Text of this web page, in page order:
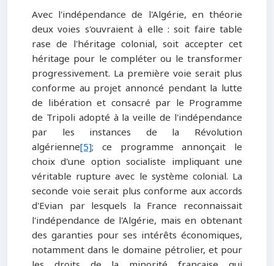
Avec l'indépendance de l'Algérie, en théorie
deux voies s'ouvraient à elle : soit faire table
rase de l'héritage colonial, soit accepter cet
héritage pour le compléter ou le transformer
progressivement. La première voie serait plus
conforme au projet annoncé pendant la lutte
de libération et consacré par le Programme
de Tripoli adopté à la veille de l'indépendance
par les instances de la Révolution
algérienne[5]; ce programme annonçait le
choix d'une option socialiste impliquant une
véritable rupture avec le système colonial. La
seconde voie serait plus conforme aux accords
d'Evian par lesquels la France reconnaissait
l'indépendance de l'Algérie, mais en obtenant
des garanties pour ses intérêts économiques,
notamment dans le domaine pétrolier, et pour